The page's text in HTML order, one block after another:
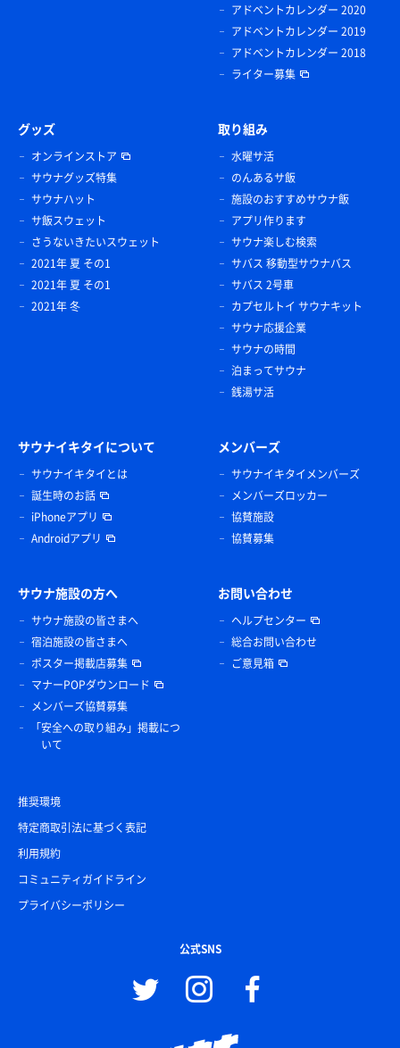
アドベントカレンダー 2020
アドベントカレンダー 2019
アドベントカレンダー 2018
ライター募集
グッズ
オンラインストア
サウナグッズ特集
サウナハット
サ飯スウェット
さうないきたいスウェット
2021年 夏 その1
2021年 夏 その1
2021年 冬
取り組み
水曜サ活
のんあるサ飯
施設のおすすめサウナ飯
アプリ作ります
サウナ楽しむ検索
サバス 移動型サウナバス
サバス 2号車
カプセルトイ サウナキット
サウナ応援企業
サウナの時間
泊まってサウナ
銭湯サ活
サウナイキタイについて
サウナイキタイとは
誕生時のお話
iPhoneアプリ
Androidアプリ
メンバーズ
サウナイキタイメンバーズ
メンバーズロッカー
協賛施設
協賛募集
サウナ施設の方へ
サウナ施設の皆さまへ
宿泊施設の皆さまへ
ポスター掲載店募集
マナーPOPダウンロード
メンバーズ協賛募集
「安全への取り組み」掲載につ
いて
お問い合わせ
ヘルプセンター
総合お問い合わせ
ご意見箱
推奨環境
特定商取引法に基づく表記
利用規約
コミュニティガイドライン
プライバシーポリシー
公式SNS